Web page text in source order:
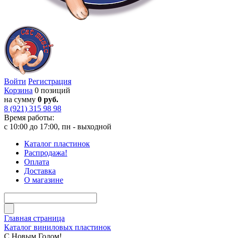
Войти Регистрация
Корзина 0 позиций
на сумму 0 руб.
8 (921) 315 98 98
Время работы:
с 10:00 до 17:00, пн - выходной
Каталог пластинок
Распродажа!
Оплата
Доставка
О магазине
Главная страница
Каталог виниловых пластинок
С Новым Годом!